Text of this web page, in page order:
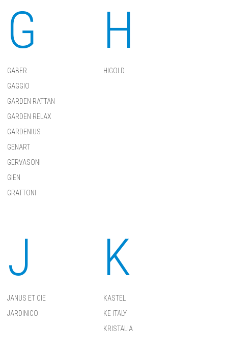
G
GABER
GAGGIO
GARDEN RATTAN
GARDEN RELAX
GARDENIUS
GENART
GERVASONI
GIEN
GRATTONI
H
HIGOLD
J
JANUS ET CIE
JARDINICO
K
KASTEL
KE ITALY
KRISTALIA